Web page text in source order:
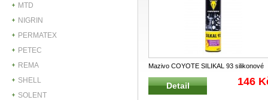
MTD
NIGRIN
PERMATEX
PETEC
REMA
SHELL
SOLENT
Mazivo COYOTE SILIKAL 93 silikonové
400 ml Ideální silikonové mazivo
...
Detail 146